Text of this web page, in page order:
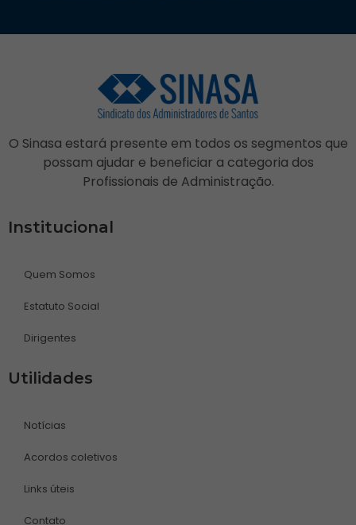
O Sinasa estará presente em todos os segmentos que
possam ajudar e beneficiar a categoria dos
Profissionais de Administração.
Institucional
Quem Somos
Estatuto Social
Dirigentes
Utilidades
Notícias
Acordos coletivos
Links úteis
Contato